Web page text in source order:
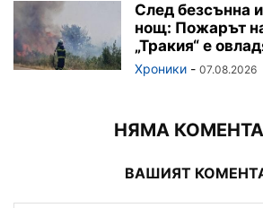
След безсънна
нощ: Пожарът
„Тракия“ е
Хроники - 07.08.2026
НЯМА
ВАШИЯТ